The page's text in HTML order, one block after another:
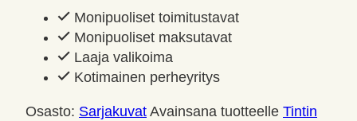
Monipuoliset toimitustavat
Monipuoliset maksutavat
Laaja valikoima
Kotimainen perheyritys
Osasto: Sarjakuvat Avainsana tuotteelle Tintin